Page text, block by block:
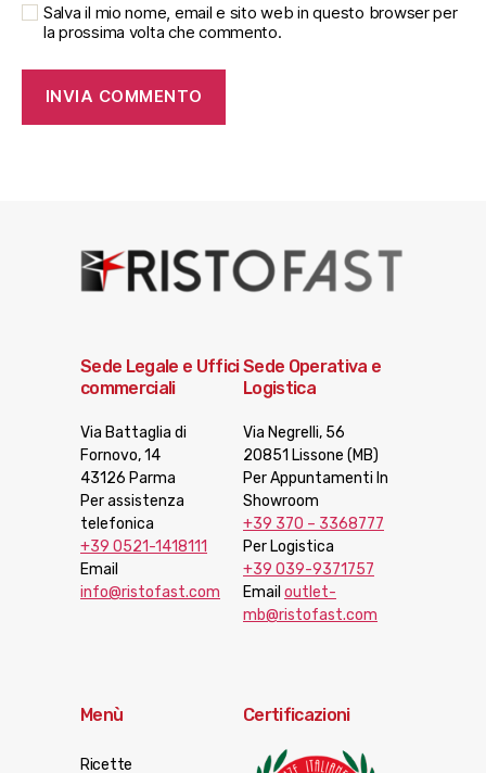
Salva il mio nome, email e sito web in questo browser per
la prossima volta che commento.
Sede Legale e Uffici
commerciali
Via Battaglia di
Fornovo, 14
43126 Parma
Per assistenza
telefonica
+39 0521-1418111
Email
info@ristofast.com
Sede Operativa e
Logistica
Via Negrelli, 56
20851 Lissone (MB)
Per Appuntamenti In
Showroom
+39 370 – 3368777
Per Logistica
+39 039-9371757
Email outlet-
mb@ristofast.com
Menù
Ricette
Certificazioni